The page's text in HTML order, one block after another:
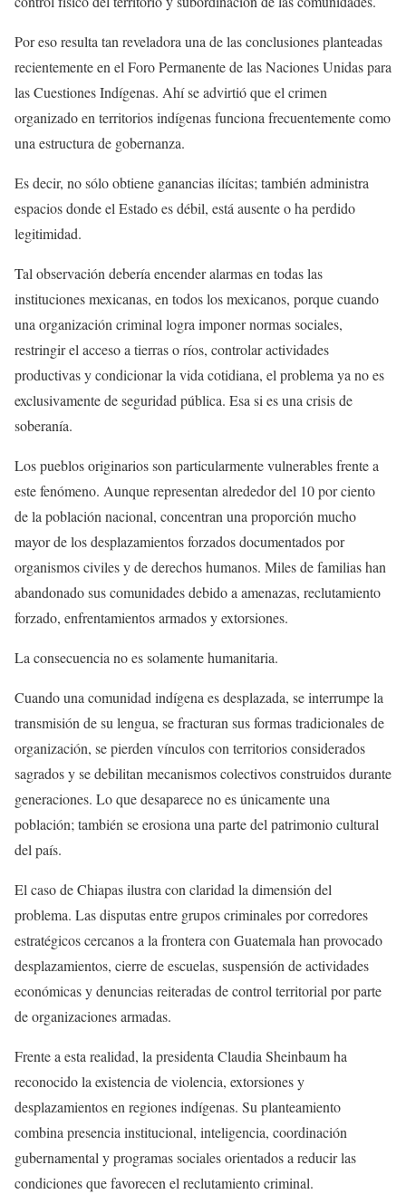
Por eso resulta tan reveladora una de las conclusiones planteadas
recientemente en el Foro Permanente de las Naciones Unidas para
las Cuestiones Indígenas. Ahí se advirtió que el crimen
organizado en territorios indígenas funciona frecuentemente como
una estructura de gobernanza.
Es decir, no sólo obtiene ganancias ilícitas; también administra
espacios donde el Estado es débil, está ausente o ha perdido
legitimidad.
Tal observación debería encender alarmas en todas las
instituciones mexicanas, en todos los mexicanos, porque cuando
una organización criminal logra imponer normas sociales,
restringir el acceso a tierras o ríos, controlar actividades
productivas y condicionar la vida cotidiana, el problema ya no es
exclusivamente de seguridad pública. Esa si es una crisis de
soberanía.
Los pueblos originarios son particularmente vulnerables frente a
este fenómeno. Aunque representan alrededor del 10 por ciento
de la población nacional, concentran una proporción mucho
mayor de los desplazamientos forzados documentados por
organismos civiles y de derechos humanos. Miles de familias han
abandonado sus comunidades debido a amenazas, reclutamiento
forzado, enfrentamientos armados y extorsiones.
La consecuencia no es solamente humanitaria.
Cuando una comunidad indígena es desplazada, se interrumpe la
transmisión de su lengua, se fracturan sus formas tradicionales de
organización, se pierden vínculos con territorios considerados
sagrados y se debilitan mecanismos colectivos construidos durante
generaciones. Lo que desaparece no es únicamente una
población; también se erosiona una parte del patrimonio cultural
del país.
El caso de Chiapas ilustra con claridad la dimensión del
problema. Las disputas entre grupos criminales por corredores
estratégicos cercanos a la frontera con Guatemala han provocado
desplazamientos, cierre de escuelas, suspensión de actividades
económicas y denuncias reiteradas de control territorial por parte
de organizaciones armadas.
Frente a esta realidad, la presidenta Claudia Sheinbaum ha
reconocido la existencia de violencia, extorsiones y
desplazamientos en regiones indígenas. Su planteamiento
combina presencia institucional, inteligencia, coordinación
gubernamental y programas sociales orientados a reducir las
condiciones que favorecen el reclutamiento criminal.